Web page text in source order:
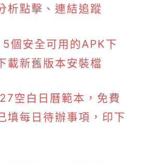
析點擊、連結追蹤
5個安全可用的APK下
載新舊版本安裝檔
空白日曆範本，免費
填每日待辦事項，印下